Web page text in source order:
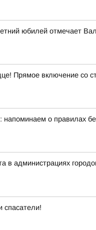
юбилей отмечает
Прямое включение со
напоминаем о правилах
в администрациях
спасатели!